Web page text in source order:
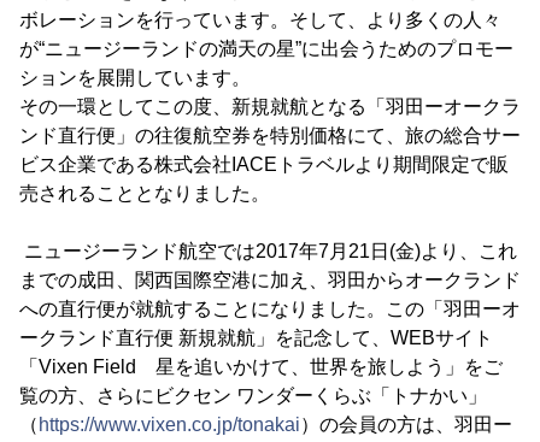
ボレーションを行っています。そして、より多くの人々
が“ニュージーランドの満天の星”に出会うためのプロモー
ションを展開しています。
その一環としてこの度、新規就航となる「羽田ーオークラ
ンド直行便」の往復航空券を特別価格にて、旅の総合サー
ビス企業である株式会社IACEトラベルより期間限定で販
売されることとなりました。
ニュージーランド航空では2017年7月21日(金)より、これ
までの成田、関西国際空港に加え、羽田からオークランド
への直行便が就航することになりました。この「羽田ーオ
ークランド直行便 新規就航」を記念して、WEBサイト
「Vixen Field 星を追いかけて、世界を旅しよう」をご
覧の方、さらにビクセン ワンダーくらぶ「トナかい」
（ https://www.vixen.co.jp/tonakai）の会員の方は、羽田ー